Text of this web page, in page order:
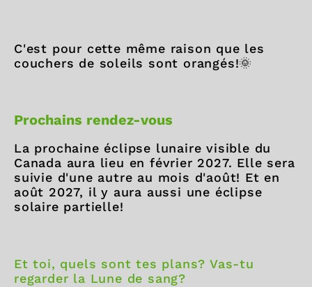
C'est pour cette même raison que les
couchers de soleils sont orangés!🌞
Prochains rendez-vous
La prochaine éclipse lunaire visible du
Canada aura lieu en février 2027. Elle sera
suivie d'une autre au mois d'août! Et en
août 2027, il y aura aussi une éclipse
solaire partielle!
Et toi, quels sont tes plans? Vas-tu
regarder la Lune de sang?